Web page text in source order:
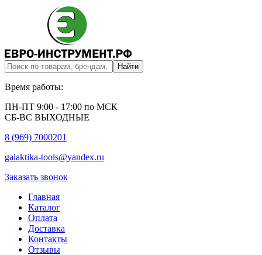
Время работы:
ПН-ПТ 9:00 - 17:00 по МСК
СБ-ВС ВЫХОДНЫЕ
8 (969) 7000201
galaktika-tools@yandex.ru
Заказать звонок
Главная
Каталог
Оплата
Доставка
Контакты
Отзывы